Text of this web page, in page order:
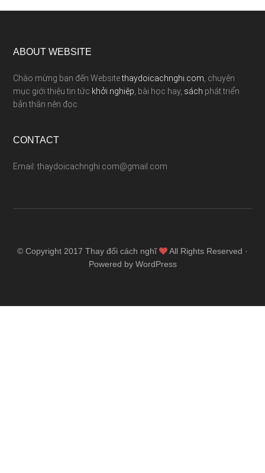
ABOUT WEBSITE
Chào mừng bạn đến Websitethaydoicachnghi.com , chuyên
mục giới thiệu tin tức khởi nghiệp , bài học hay, sách phát triển
bản thân nên đọc
CONTACT
Email: thaydoicachnghi.com@gmail.com
© Copyright 2017 Thay đổi cách nghĩ
All Rights Reserved ·
Powered by WordPress